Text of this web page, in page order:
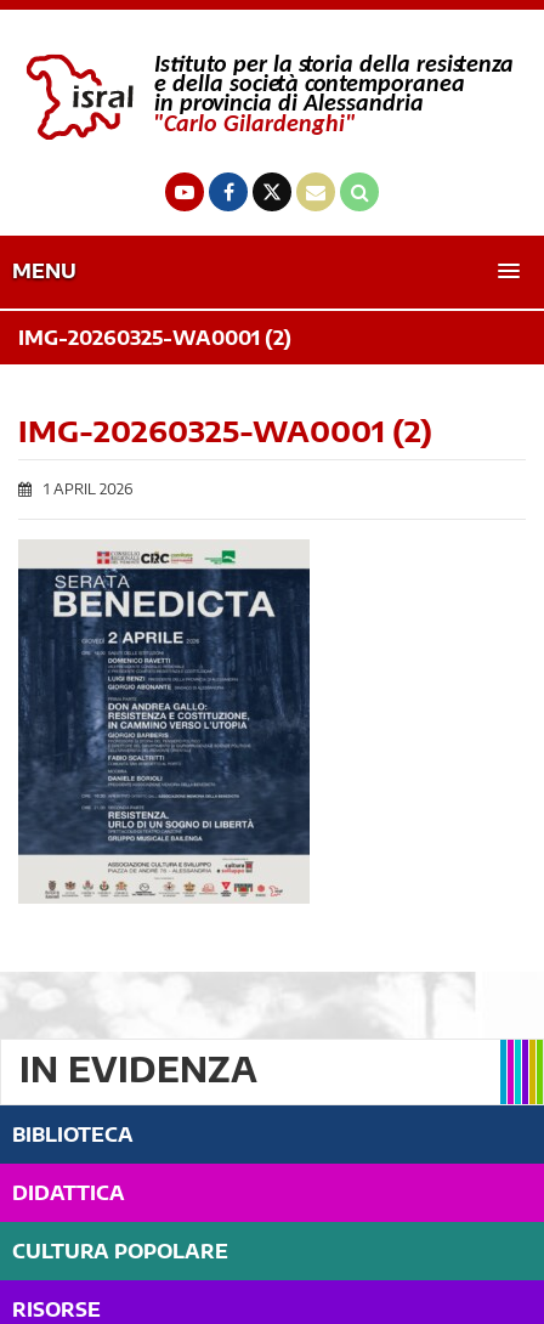
MENU
IMG-20260325-WA0001 (2)
IMG-20260325-WA0001 (2)
1 APRIL 2026
IN EVIDENZA
BIBLIOTECA
DIDATTICA
CULTURA POPOLARE
RISORSE